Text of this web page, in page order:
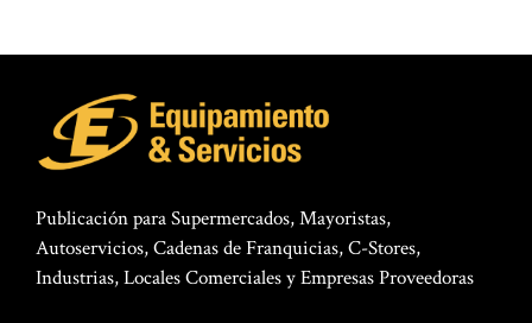
Publicación para Supermercados, Mayoristas,
Autoservicios, Cadenas de Franquicias, C-Stores,
Industrias, Locales Comerciales y Empresas Proveedoras